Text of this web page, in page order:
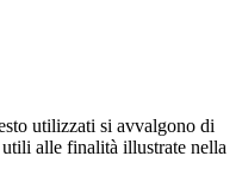
utilizzati si avvalgono di
alle finalità illustrate nella